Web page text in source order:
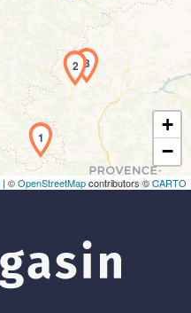
carte en cours...
1
2 3
+
−
| ©OpenStreetMapcontributors ©CARTO